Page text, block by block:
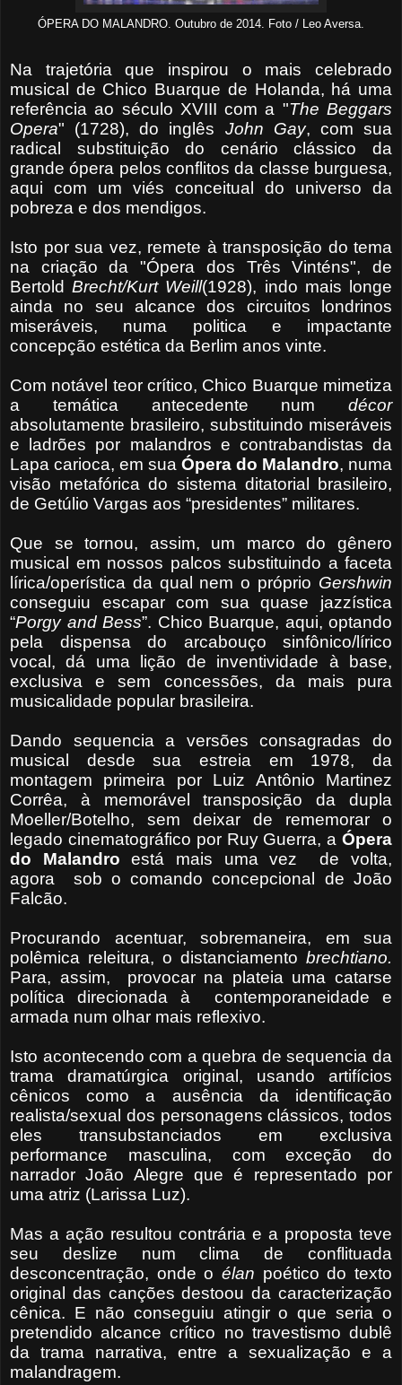
ÓPERA DO MALANDRO. Outubro de 2014. Foto / Leo Aversa.
Na trajetória que inspirou o mais celebrado
musical de Chico Buarque de Holanda, há uma
referência ao século XVIII com a "The Beggars
Opera" (1728), do inglês John Gay, com sua
radical substituição do cenário clássico da
grande ópera pelos conflitos da classe burguesa,
aqui com um viés conceitual do universo da
pobreza e dos mendigos.
Isto por sua vez, remete à transposição do tema
na criação da "Ópera dos Três Vinténs", de
BertoldBrecht/Kurt Weill(1928), indo mais longe
ainda no seu alcance dos circuitos londrinos
miseráveis, numa politica e impactante
concepção estética da Berlim anos vinte.
Com notável teor crítico, Chico Buarque mimetiza
a temática antecedente num décor
absolutamente brasileiro, substituindo miseráveis
e ladrões por malandros e contrabandistas da
Lapa carioca, em sua Ópera do Malandro, numa
visão metafórica do sistema ditatorial brasileiro,
de Getúlio Vargas aos “presidentes” militares.
Que se tornou, assim, um marco do gênero
musical em nossos palcos substituindo a faceta
lírica/operística da qual nem o próprio Gershwin
conseguiu escapar com sua quase jazzística
“Porgy and Bess”. Chico Buarque, aqui, optando
pela dispensa do arcabouço sinfônico/lírico
vocal, dá uma lição de inventividade à base,
exclusiva e sem concessões, da mais pura
musicalidade popular brasileira.
Dando sequencia a versões consagradas do
musical desde sua estreia em 1978, da
montagem primeira por Luiz Antônio Martinez
Corrêa, à memorável transposição da dupla
Moeller/Botelho, sem deixar de rememorar o
legado cinematográfico por Ruy Guerra, aÓpera
do Malandro
está mais uma vez
de volta,
agora
sob o comando concepcional de João
Falcão.
Procurando acentuar, sobremaneira, em sua
polêmica releitura, o distanciamento brechtiano.
Para, assim, provocar na plateia uma catarse
política direcionada à contemporaneidade e
armada num olhar mais reflexivo.
Isto acontecendo com a quebra de sequencia da
trama dramatúrgica original, usando artifícios
cênicos como a ausência da identificação
realista/sexual dos personagens clássicos, todos
eles transubstanciados em exclusiva
performance masculina, com exceção do
narrador João Alegre que é representado por
uma atriz (Larissa Luz).
Mas a ação resultou contrária e a proposta teve
seu deslize num clima de conflituada
desconcentração, onde o élan poético do texto
original das canções destoou da caracterização
cênica. E não conseguiu atingir o que seria o
pretendido alcance crítico no travestismo dublê
da trama narrativa, entre a sexualização e a
malandragem.